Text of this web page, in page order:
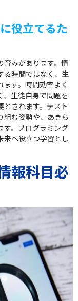
役立てるた
育みがあります。情
る時間ではなく、生
す。時間効率よく
、生徒自身で問題を
されます。テスト
組む姿勢や、あきら
す。プログラミング
来へ役立つ学習とし
報科目必